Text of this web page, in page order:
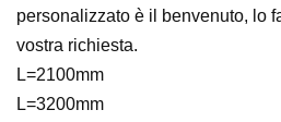
personalizzato è il benvenuto, lo
vostra richiesta.
L=2100mm
L=3200mm